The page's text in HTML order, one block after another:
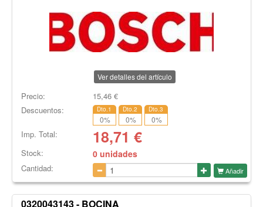
Ver detalles del artículo
Precio: 15,46€
Descuentos:
Dto.1
0%
Dto.2
0%
Dto.3
0%
Imp. Total: 18,71 €
Stock: 0 unidades
Cantidad: Añadir
0320043143 - BOCINA